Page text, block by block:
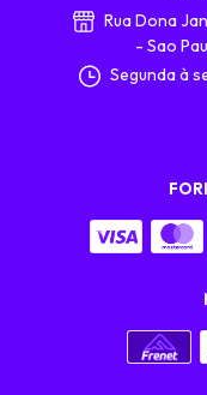
Rua Dona
- Sao
Segunda à